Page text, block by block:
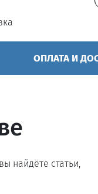
ОПЛАТА И
найдёте статьи,